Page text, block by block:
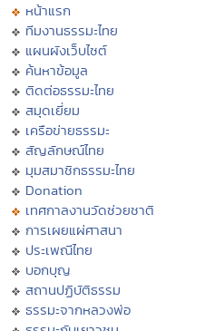
หน้าแรก
ทีมงานธรรมะไทย
แผนผังเว็บไซต์
ค้นหาข้อมูล
ติดต่อธรรมะไทย
สมุดเยี่ยม
เครือข่ายธรรมะ
สัญลักษณ์ไทย
มุมสมาชิกธรรมะไทย
Donation
เทศกาลงานวัดช่วยชาติ
การเผยแผ่ศาสนา
ประเพณีไทย
บอกบุญ
สถานปฏิบัติธรรม
ธรรมะจากหลวงพ่อ